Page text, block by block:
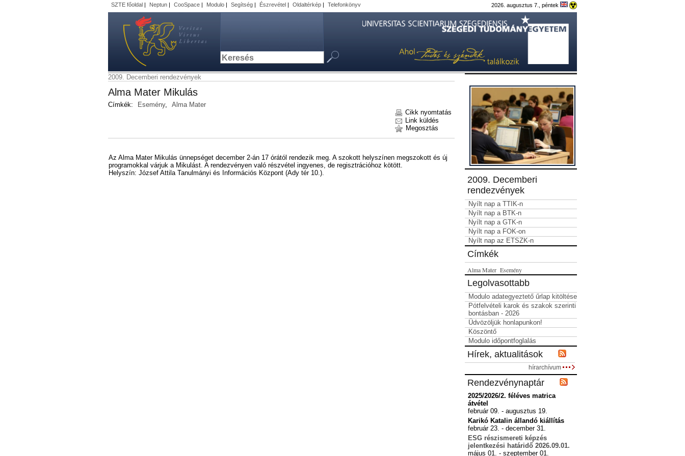
SZTE főoldal | Neptun | CooSpace | Modulo | Segítség | Észrevétel | Oldaltérkép | Telefonkönyv 2026. augusztus 7., péntek
2009. Decemberi rendezvények
Alma Mater Mikulás
Címkék: Esemény,
Alma Mater
Cikk nyomtatás
Link küldés
Megosztás
Az Alma Mater Mikulás ünnepséget december 2-án 17 órától rendezik meg. A szokott helyszínen megszokott és új
programokkal várjuk a Mikulást. A rendezvényen való részvétel ingyenes, de regisztrációhoz kötött.
Helyszín: József Attila Tanulmányi és Információs Központ (Ady tér 10.).
2009. Decemberi
rendezvények
Nyílt nap a TTIK-n
Nyílt nap a BTK-n
Nyílt nap a GTK-n
Nyílt nap a FOK-on
Nyílt nap az ETSZK-n
Címkék
Alma Mater Esemény
Legolvasottabb
Modulo adategyeztető űrlap kitöltése
Pótfelvételi karok és szakok szerinti
bontásban - 2026
Üdvözöljük honlapunkon!
Köszöntő
Modulo időpontfoglalás
Hírek, aktualitások
hírarchívum
Rendezvénynaptár
2025/2026/2. féléves matrica
átvétel
február 09. - augusztus 19.
Karikó Katalin állandó kiállítás
február 23. - december 31.
ESG részismereti képzés
jelentkezési határidő 2026.09.01.
május 01. - szeptember 01.